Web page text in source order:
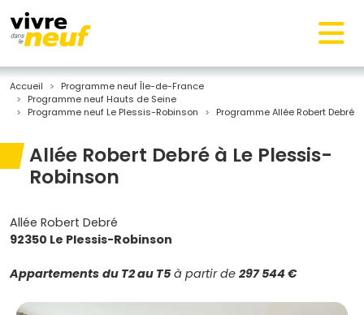
Accueil
Programme neuf Île-de-France
Programme neuf Hauts de Seine
Programme neuf Le Plessis-Robinson
Programme Allée Robert Debré
Allée Robert Debré à Le Plessis-
Robinson
Allée Robert Debré
92350 Le Plessis-Robinson
Appartements du T2 au T5 à partir de 297 544 €